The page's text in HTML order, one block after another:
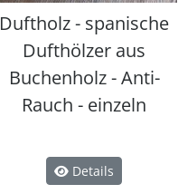
Duftholz - spanische
Dufthölzer aus
Buchenholz - Anti-
Rauch - einzeln
Details